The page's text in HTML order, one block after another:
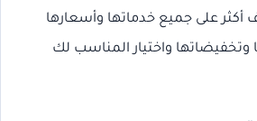
أكثر على جميع خدماتها وأسعارها
واختيار المناسب لك